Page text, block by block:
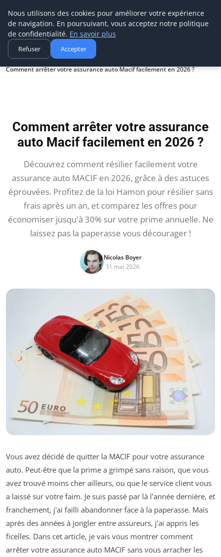
Aecme
Accueil
Comment arrêter votre assurance auto Macif facilement en 2026 ?
Comment arrêter votre assurance
auto Macif facilement en 2026 ?
Découvrez comment résilier facilement votre
assurance auto MACIF en 2026, grâce à des astuces
éprouvées. Profitez de la loi Hamon pour résilier sans
frais après un an, et comparez les offres pour
économiser jusqu'à 30% sur votre prime annuelle. Ne
laissez pas la paperasse vous décourager !
Nicolas Boyer
31 mai 2026
Vous avez décidé de quitter la MACIF pour votre assurance
auto. Peut-être que la prime a grimpé sans raison, que vous
avez trouvé moins cher ailleurs, ou que le service client vous
a laissé sur votre faim. Je suis passé par là l'année dernière, et
franchement, j'ai failli abandonner face à la paperasse. Mais
après des années à jongler entre assureurs, j'ai appris les
ficelles. Dans cet article, je vais vous montrer comment
arrêter votre assurance auto MACIF sans vous arracher les
Nous utilisons des cookies pour améliorer votre expérience
de navigation. En poursuivant, vous acceptez notre politique
de confidentialité. En savoir plus
Refuser Accepter